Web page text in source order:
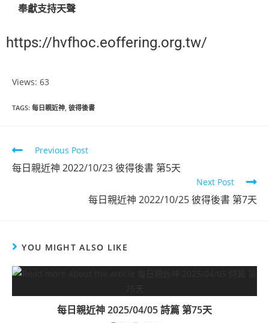
奉獻支持天聲
https://hvfhoc.eoffering.org.tw/
Views: 63
TAGS: 每日親近神, 彼得後書
Previous Post
每日親近神 2022/10/23 彼得後書 第5天
Next Post
每日親近神 2022/10/25 彼得後書 第7天
YOU MIGHT ALSO LIKE
每日親近神 2025/04/05 詩篇 第75天